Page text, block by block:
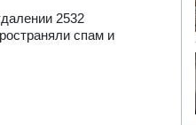
2532
спам и